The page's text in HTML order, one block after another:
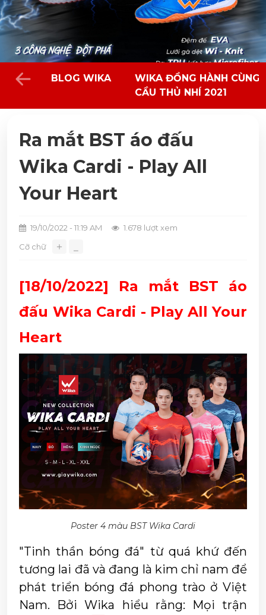
BLOG WIKA
WIKA ĐỒNG HÀNH CÙNG
CẦU THỦ NHÍ 2021
Ra mắt BST áo đấu
Wika Cardi - Play All
Your Heart
19/10/2022 - 11:19 AM
1.678 lượt xem
Cỡ chữ
＋
[18/10/2022] Ra mắt BST áo
đấu Wika Cardi - Play All Your
Heart
Poster 4 màu BST Wika Cardi
"Tinh thần bóng đá" từ quá khứ đến
tương lai đã và đang là kim chỉ nam để
phát triển bóng đá phong trào ở Việt
Nam. Bởi Wika hiểu rằng: Mọi trận